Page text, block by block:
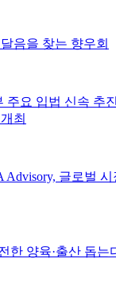
음을 찾는 향우회
주요 입법 신속 추
최
Advisory, 글로벌
한 양육·출산 돕